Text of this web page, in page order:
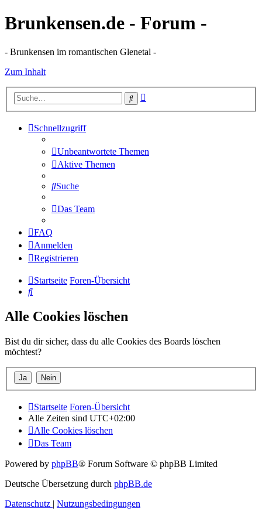
Brunkensen.de - Forum -
- Brunkensen im romantischen Glenetal -
Zum Inhalt
Suche
Schnellzugriff
Unbeantwortete Themen
Aktive Themen
Suche
Das Team
FAQ
Anmelden
Registrieren
Startseite Foren-Übersicht
Suche
Alle Cookies löschen
Bist du dir sicher, dass du alle Cookies des Boards löschen
möchtest?
Startseite Foren-Übersicht
Alle Zeiten sind UTC+02:00
Alle Cookies löschen
Das Team
Powered by phpBB® Forum Software © phpBB Limited
Deutsche Übersetzung durch phpBB.de
Datenschutz | Nutzungsbedingungen